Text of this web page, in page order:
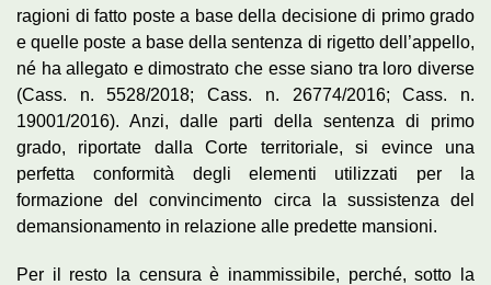
ragioni di fatto poste a base della decisione di primo grado
e quelle poste a base della sentenza di rigetto dell’appello,
né ha allegato e dimostrato che esse siano tra loro diverse
(Cass. n. 5528/2018; Cass. n. 26774/2016; Cass. n.
19001/2016). Anzi, dalle parti della sentenza di primo
grado, riportate dalla Corte territoriale, si evince una
perfetta conformità degli elementi utilizzati per la
formazione del convincimento circa la sussistenza del
demansionamento in relazione alle predette mansioni.
Per il resto la censura è inammissibile, perché, sotto la